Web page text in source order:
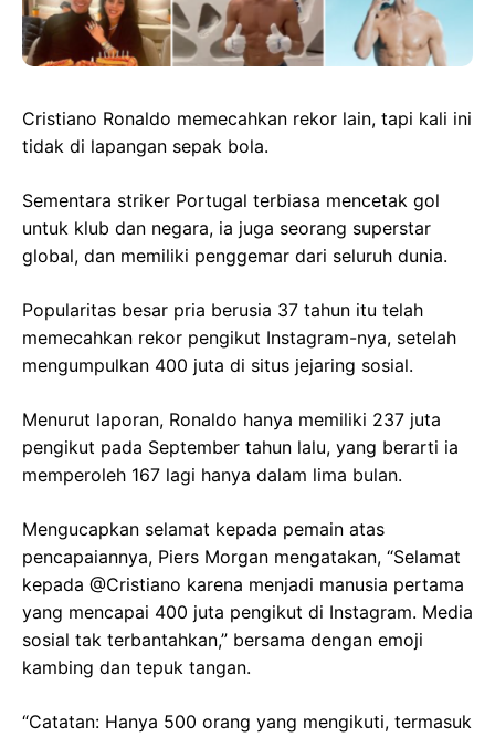
Cristiano Ronaldo memecahkan rekor lain, tapi kali ini
tidak di lapangan sepak bola.
Sementara striker Portugal terbiasa mencetak gol
untuk klub dan negara, ia juga seorang superstar
global, dan memiliki penggemar dari seluruh dunia.
Popularitas besar pria berusia 37 tahun itu telah
memecahkan rekor pengikut Instagram-nya, setelah
mengumpulkan 400 juta di situs jejaring sosial.
Menurut laporan, Ronaldo hanya memiliki 237 juta
pengikut pada September tahun lalu, yang berarti ia
memperoleh 167 lagi hanya dalam lima bulan.
Mengucapkan selamat kepada pemain atas
pencapaiannya, Piers Morgan mengatakan, “Selamat
kepada @Cristiano karena menjadi manusia pertama
yang mencapai 400 juta pengikut di Instagram. Media
sosial tak terbantahkan,” bersama dengan emoji
kambing dan tepuk tangan.
“Catatan: Hanya 500 orang yang mengikuti, termasuk